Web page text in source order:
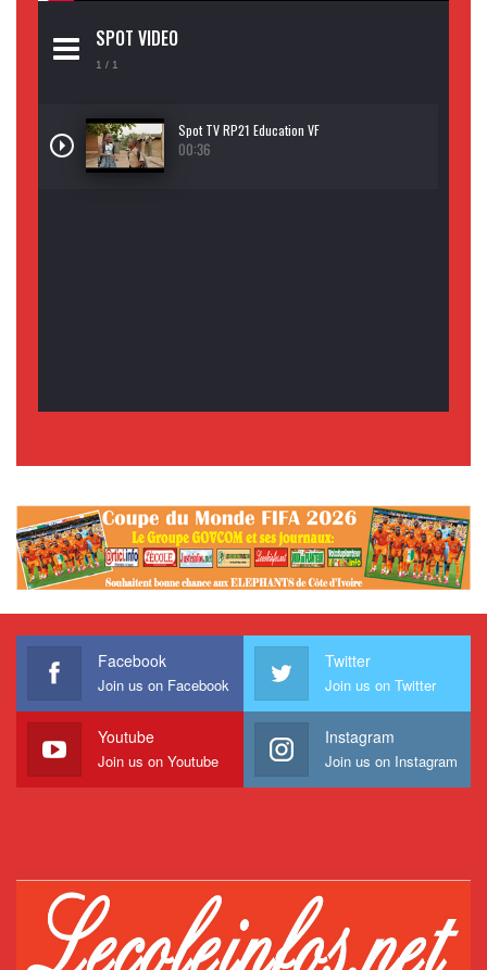
SPOT VIDEO
1 / 1
Spot TV RP21 Education VF
00:36
Facebook
Join us on Facebook
Twitter
Join us on Twitter
Youtube
Join us on Youtube
Instagram
Join us on Instagram